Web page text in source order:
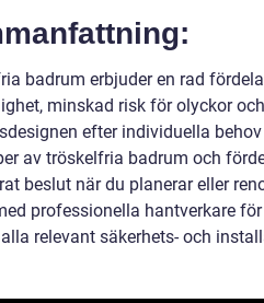
badrum erbjuder en rad
minskad risk för olyckor
efter individuella
av tröskelfria badrum och
beslut när du planerar eller
professionella hantverkare
relevant säkerhets- och